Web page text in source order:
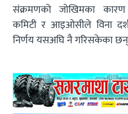
संक्रमणको जोखिमका
कमिटी र आइओसीले विना
निर्णय यसअघि नै गरिसकेका